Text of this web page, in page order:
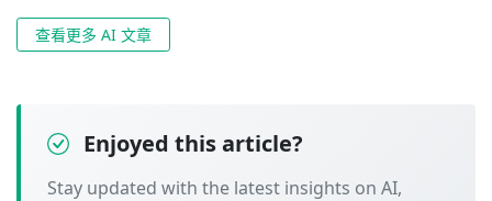
查看更多 AI 文章
Enjoyed this article?
Stay updated with the latest insights on AI,